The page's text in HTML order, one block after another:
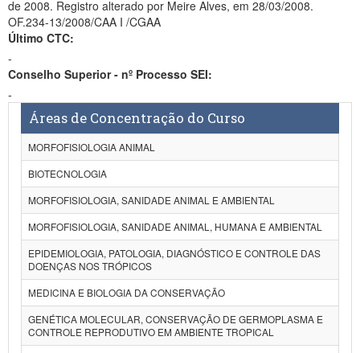
de 2008. Registro alterado por Meire Alves, em 28/03/2008.
OF.234-13/2008/CAA I /CGAA
Último CTC:
-
Conselho Superior - nº Processo SEI:
-
Áreas de Concentração do Curso
MORFOFISIOLOGIA ANIMAL
BIOTECNOLOGIA
MORFOFISIOLOGIA, SANIDADE ANIMAL E AMBIENTAL
MORFOFISIOLOGIA, SANIDADE ANIMAL, HUMANA E AMBIENTAL
EPIDEMIOLOGIA, PATOLOGIA, DIAGNÓSTICO E CONTROLE DAS
DOENÇAS NOS TRÓPICOS
MEDICINA E BIOLOGIA DA CONSERVAÇÃO
GENÉTICA MOLECULAR, CONSERVAÇÃO DE GERMOPLASMA E
CONTROLE REPRODUTIVO EM AMBIENTE TROPICAL